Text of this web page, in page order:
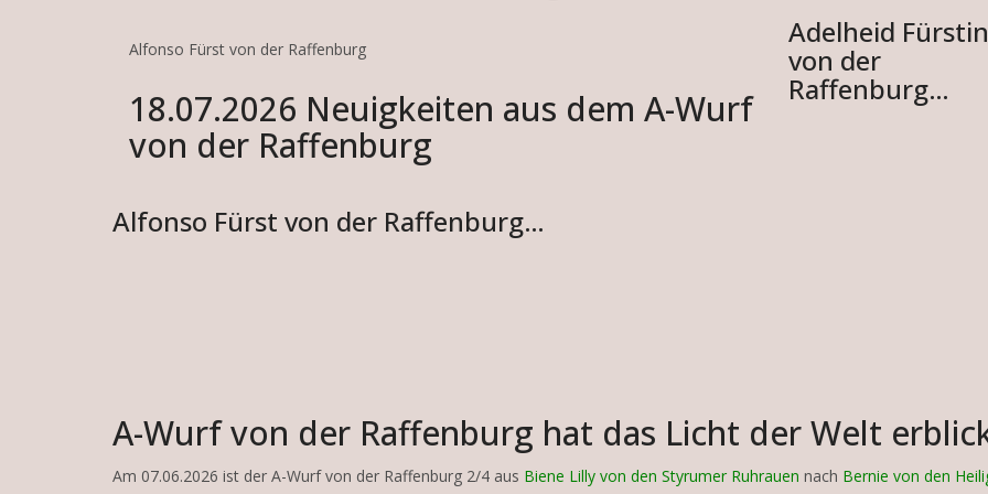
Alfonso Fürst von der Raffenburg
18.07.2026 Neuigkeiten aus dem A-Wurf
von der Raffenburg
Adelheid Fürstin
von der
Raffenburg…
Alfonso Fürst von der Raffenburg…
A-Wurf von der Raffenburg hat das Licht der Welt
Am 07.06.2026 ist der A-Wurf von der Raffenburg 2/4 aus Biene Lilly von den Styrumer Ruhrauen nach Bernie von den